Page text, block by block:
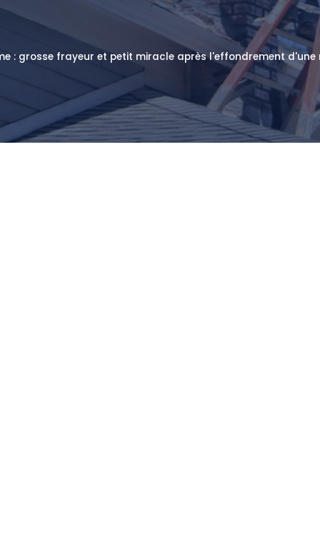
: grosse frayeur et petit miracle après l'effondrement